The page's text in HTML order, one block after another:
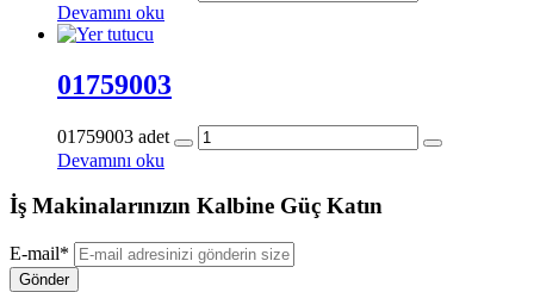
Devamını oku
01759003
01759003 adet
Devamını oku
İş Makinalarınızın Kalbine Güç Katın
E-mail*
Gönder